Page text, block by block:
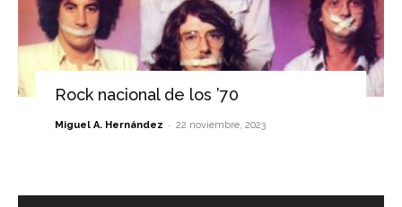
Rock nacional de los ’70
Miguel A. Hernández - 22 noviembre, 2023